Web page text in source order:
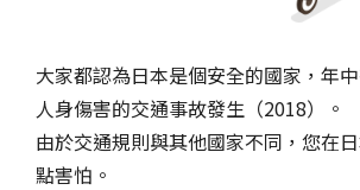
大家都認為日本是個安全的國家，年
人身傷害的交通事故發生（2018）。
由於交通規則與其他國家不同，您在
點害怕。